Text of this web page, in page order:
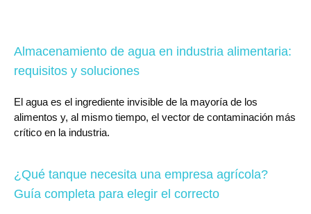
Almacenamiento de agua en industria alimentaria:
requisitos y soluciones
El agua es el ingrediente invisible de la mayoría de los
alimentos y, al mismo tiempo, el vector de contaminación más
crítico en la industria.
¿Qué tanque necesita una empresa agrícola?
Guía completa para elegir el correcto